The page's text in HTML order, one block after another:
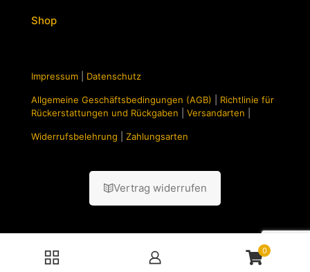
Shop
Impressum Datenschutz
Allgemeine Geschäftsbedingungen (AGB)
Richtlinie für
Rückerstattungen und Rückgaben
Versandarten
Widerrufsbelehrung Zahlungsarten
Vertrag widerrufen
0